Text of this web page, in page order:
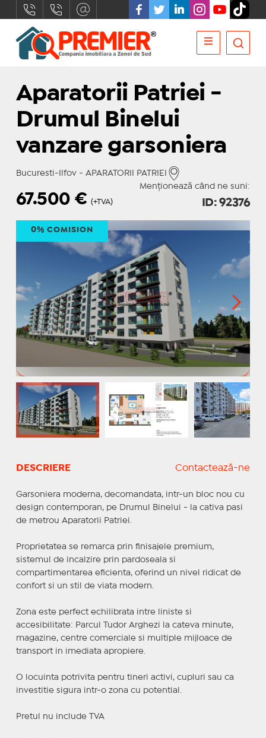
Aparatorii Patriei -
Drumul Binelui
vanzare garsoniera
Bucuresti-Ilfov - APARATORII PATRIEI
Menționează când ne suni:
67.500€ (+TVA) ID: 92376
0% COMISION
DESCRIERE Contactează-ne
Garsoniera moderna, decomandata, intr-un bloc nou cu
design contemporan, pe Drumul Binelui - la cativa pasi
de metrou Aparatorii Patriei.
Proprietatea se remarca prin finisajele premium,
sistemul de incalzire prin pardoseala si
compartimentarea eficienta, oferind un nivel ridicat de
confort si un stil de viata modern.
Zona este perfect echilibrata intre liniste si
accesibilitate: Parcul Tudor Arghezi la cateva minute,
magazine, centre comerciale si multiple mijloace de
transport in imediata apropiere.
O locuinta potrivita pentru tineri activi, cupluri sau ca
investitie sigura intr-o zona cu potential.
Pretul nu include TVA